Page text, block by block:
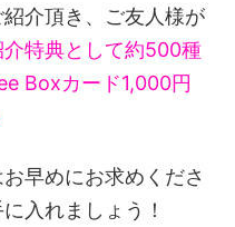
介頂き、ご友人様が
介特典として約500種
Boxカード1,000円
早めにお求めくださ
入れましょう！